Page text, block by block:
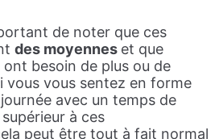
de noter que ces
des moyennes et que
besoin de plus ou de
vous vous sentez en forme
avec un temps de
à ces
peut être tout à fait normal